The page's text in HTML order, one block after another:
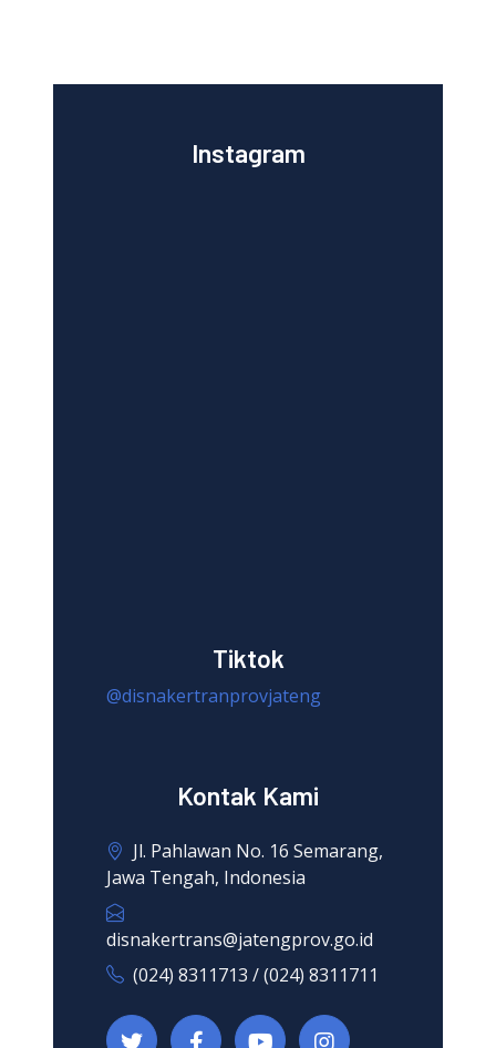
Instagram
Tiktok
@disnakertranprovjateng
Kontak Kami
Jl. Pahlawan No. 16 Semarang,
Jawa Tengah, Indonesia
disnakertrans@jatengprov.go.id
(024) 8311713 / (024) 8311711